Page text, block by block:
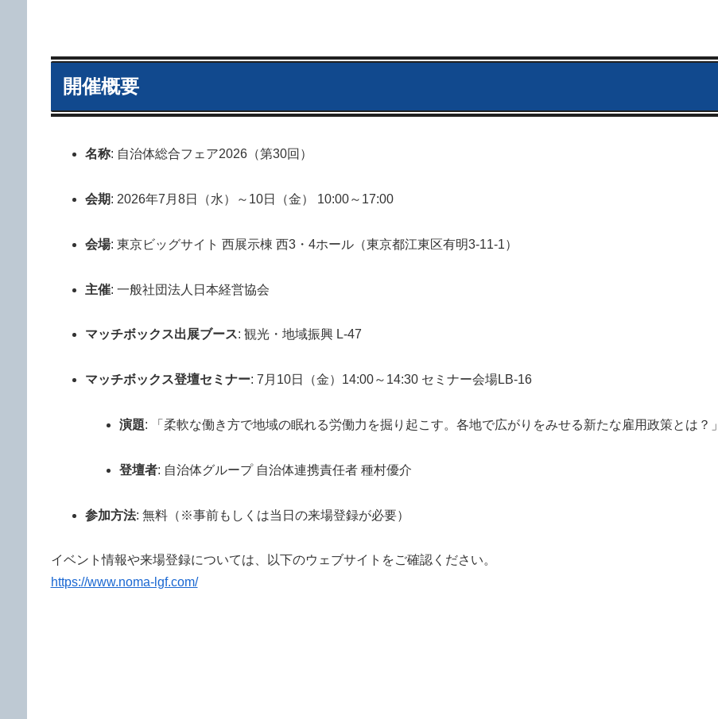
開催概要
名称: 自治体総合フェア2026（第30回）
会期: 2026年7月8日（水）～10日（金） 10:00～17:00
会場: 東京ビッグサイト 西展示棟 西3・4ホール（東京都江東区有明3-11-1）
主催: 一般社団法人日本経営協会
マッチボックス出展ブース: 観光・地域振興 L-47
マッチボックス登壇セミナー: 7月10日（金）14:00～14:30 セミナー会場LB-16
演題: 「柔軟な働き方で地域の眠れる労働力を掘り起こす。各地で広がりをみせる新たな雇用政策とは？」
登壇者: 自治体グループ 自治体連携責任者 種村優介
参加方法: 無料（※事前もしくは当日の来場登録が必要）
イベント情報や来場登録については、以下のウェブサイトをご確認ください。
https://www.noma-lgf.com/